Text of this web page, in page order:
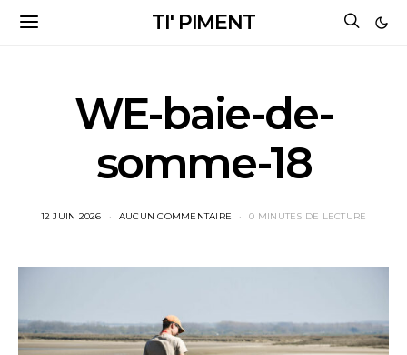
TI' PIMENT
WE-baie-de-
somme-18
12 JUIN 2026 AUCUN COMMENTAIRE 0 MINUTES DE LECTURE